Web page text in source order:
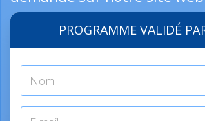
PROGRAMME VALIDÉ